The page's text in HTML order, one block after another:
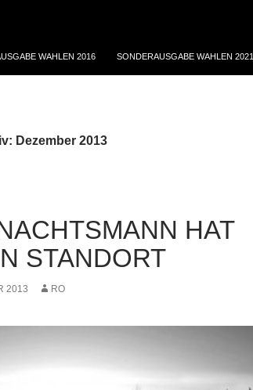
WAHLEN 2016 SONDERAUSGABE WAHLEN 2021
Dezember 2013
HAT
STANDORT
2013 RO